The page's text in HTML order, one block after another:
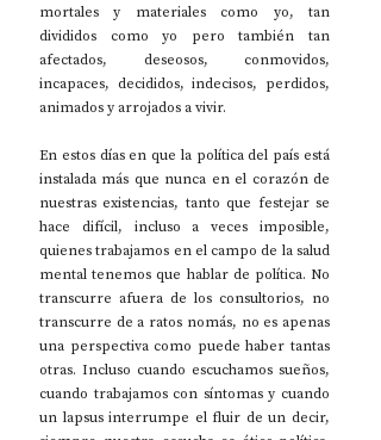
mortales y materiales como yo, tan
divididos como yo pero también tan
afectados, deseosos, conmovidos,
incapaces, decididos, indecisos, perdidos,
animados y arrojados a vivir.
En estos días en que la política del país está
instalada más que nunca en el corazón de
nuestras existencias, tanto que festejar se
hace difícil, incluso a veces imposible,
quienes trabajamos en el campo de la salud
mental tenemos que hablar de política. No
transcurre afuera de los consultorios, no
transcurre de a ratos nomás, no es apenas
una perspectiva como puede haber tantas
otras. Incluso cuando escuchamos sueños,
cuando trabajamos con síntomas y cuando
un lapsus interrumpe el fluir de un decir,